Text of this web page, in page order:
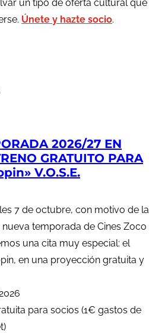
un tipo de oferta cultural que
Únete y hazte socio.
2026/27 EN
GRATUITO PARA
V.O.S.E.
7 de octubre, con motivo de la
temporada de Cines Zoco
una cita muy especial: el
en una proyección gratuita y
para socios (1€ gastos de